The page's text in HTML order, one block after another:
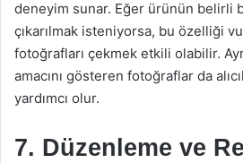
deneyim sunar. Eğer ürünün belirli
çıkarılmak isteniyorsa, bu özelliği
fotoğrafları çekmek etkili olabilir.
amacını gösteren fotoğraflar da
yardımcı olur.
7. Düzenleme ve